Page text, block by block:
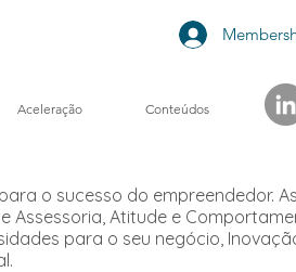
Conteúdos
Aceleração
o sucesso do empreendedor.
Assessoria, Atitude e
para o seu negócio,